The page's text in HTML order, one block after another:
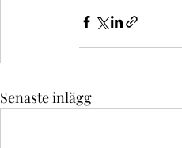
Senaste inlägg